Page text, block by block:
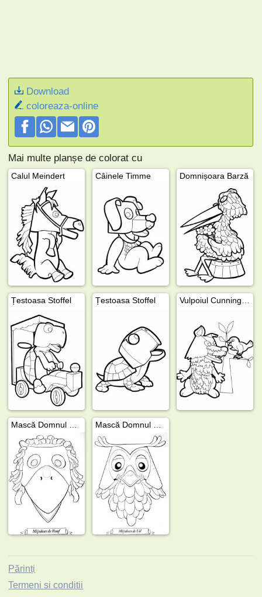
Download
coloreaza-online
Mai multe planșe de colorat cu
Calul Meindert Câinele Timme Domnișoara Barză
Țestoasa Stoffel Țestoasa Stoffel
Părinți
Termeni si conditii